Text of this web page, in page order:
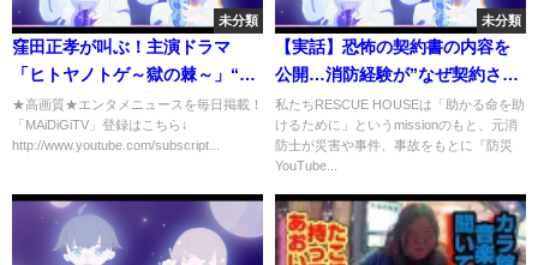
未分類
窪田正孝が叫ぶ！主演ドラマ
「ヒトヤノトゲ～獄の棘～」“キ
ャラ版”予告映像公開
WOWOW「連続ドラマＷ ヒトヤ
ノトゲ～獄の棘～」
★高画質★エンタメニュースを毎日掲載！
「MAiDiGiTV」登録はこちら↓
http://www.youtube.com/subscript...
未分類
【実話】恐怖の契約書の内容を
公開…消防経験が”なぜ契約させ
られるのか”リアルな現場を解説
私たちRESCUE HOUSEは「助かる命を助
けるために」というmissionのもと、元消
防士が災害や事件、事故をもとに『防災
YouTube...